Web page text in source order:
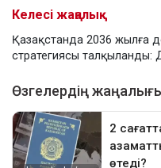
Келесі жаңалық
Қазақстанда 2036 жылға
стратегиясы талқыланды: